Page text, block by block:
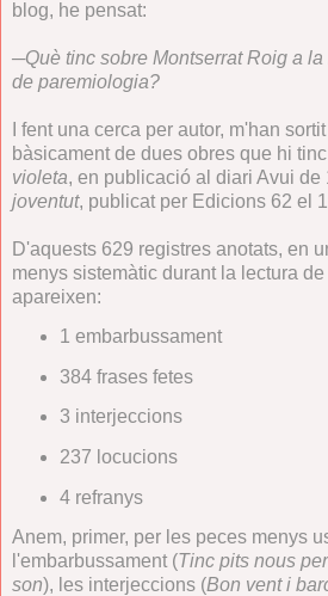
blog, he pensat:
─Què tinc sobre Montserrat Roig a
de paremiologia?
I fent una cerca per autor, m'han
bàsicament de dues obres que hi
violeta, en publicació al diari Avui de
joventut, publicat per Edicions 62 el
D'aquests 629 registres anotats, en
menys sistemàtic durant la lectura
apareixen:
1 embarbussament
384 frases fetes
3 interjeccions
237 locucions
4 refranys
Anem, primer, per les peces menys
l'embarbussament (Tinc pits nous
son), les interjeccions (Bon vent i